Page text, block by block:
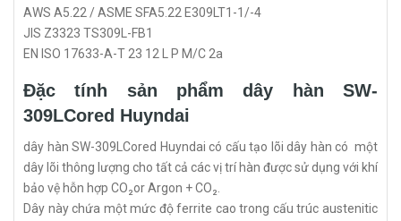
AWS A5.22 / ASME SFA5.22 E309LT1-1/-4
JIS Z3323 TS309L-FB1
EN ISO 17633-A-T 23 12 L P M/C 2a
Đặc tính sản phẩm dây hàn SW-
309LCored Huyndai
dây hàn SW-309LCored Huyndai có cấu tạo lõi dây hàn có một
dây lõi thông lượng cho tất cả các vị trí hàn được sử dụng với khí
bảo vệ hỗn hợp CO₂or Argon + CO₂.
Dây này chứa một mức độ ferrite cao trong cấu trúc austenitic